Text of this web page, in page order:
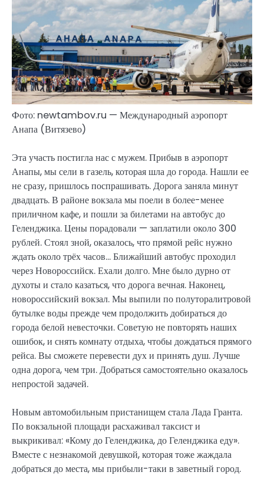
Фото: newtambov.ru — Международный аэропорт
Анапа (Витязево)
Эта участь постигла нас с мужем. Прибыв в аэропорт
Анапы, мы сели в газель, которая шла до города. Нашли ее
не сразу, пришлось поспрашивать. Дорога заняла минут
двадцать. В районе вокзала мы поели в более-менее
приличном кафе, и пошли за билетами на автобус до
Геленджика. Цены порадовали — заплатили около 300
рублей. Стоял зной, оказалось, что прямой рейс нужно
ждать около трёх часов… Ближайший автобус проходил
через Новороссийск. Ехали долго. Мне было дурно от
духоты и стало казаться, что дорога вечная. Наконец,
новороссийский вокзал. Мы выпили по полуторалитровой
бутылке воды прежде чем продолжить добираться до
города белой невесточки. Советую не повторять наших
ошибок, и снять комнату отдыха, чтобы дождаться прямого
рейса. Вы сможете перевести дух и принять душ. Лучше
одна дорога, чем три. Добраться самостоятельно оказалось
непростой задачей.
Новым автомобильным пристанищем стала Лада Гранта.
По вокзальной площади расхаживал таксист и
выкрикивал: «Кому до Геленджика, до Геленджика еду».
Вместе с незнакомой девушкой, которая тоже жаждала
добраться до места, мы прибыли-таки в заветный город.